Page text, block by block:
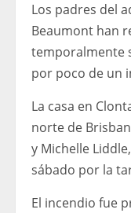
Los padres del
Beaumont han
temporalmente
por poco de un
La casa en
norte de
y Michelle
sábado por la
El incendio fue